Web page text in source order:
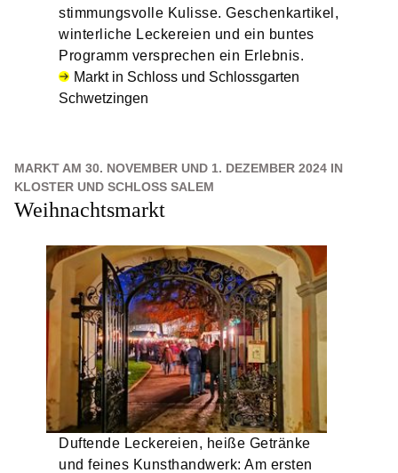
stimmungsvolle Kulisse. Geschenkartikel,
winterliche Leckereien und ein buntes
Programm versprechen ein Erlebnis.
Markt in Schloss und Schlossgarten
Schwetzingen
MARKT AM 30. NOVEMBER UND 1. DEZEMBER 2024 IN
KLOSTER UND SCHLOSS SALEM
Weihnachtsmarkt
Duftende Leckereien, heiße Getränke
und feines Kunsthandwerk: Am ersten